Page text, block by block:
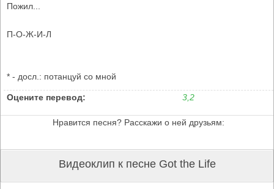
Пожил...
П-О-Ж-И-Л
* - досл.: потанцуй со мной
Оцените перевод: 3,2
Нравится песня? Расскажи о ней друзьям:
Видеоклип к песне Got the Life